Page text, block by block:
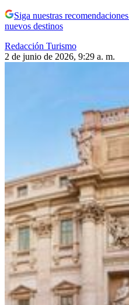
Siga nuestras
nuevos destinos
Redacción Turismo
2 de junio de 2026, 9:29 a. m.